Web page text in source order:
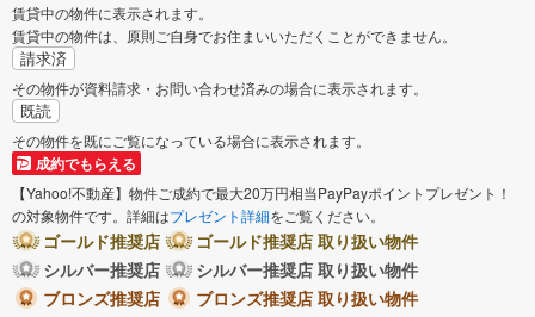
賃貸中の物件に表示されます。
賃貸中の物件は、原則ご自身でお住まいいただくことができません。
請求済
その物件が資料請求・お問い合わせ済みの場合に表示されます。
既読
その物件を既にご覧になっている場合に表示されます。
成約でもらえる
【Yahoo!不動産】物件ご成約で最大20万円相当PayPayポイントプレゼント！
の対象物件です。詳細はプレゼント詳細をご覧ください。
ゴールド推奨店
ゴールド推奨店 取り扱い物件
シルバー推奨店
シルバー推奨店 取り扱い物件
ブロンズ推奨店
ブロンズ推奨店 取り扱い物件